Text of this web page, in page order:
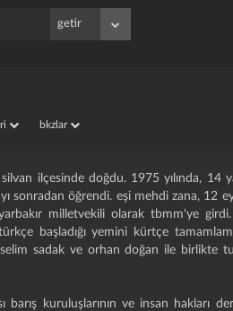
bkzlar
ilçesinde doğdu. 1975 yılında, 14
sonradan öğrendi. eşi mehdi zana, 12
milletvekili olarak tbmm'ye
başladığı yemini kürtçe
sadak ve orhan doğan ile birlikte
barış kuruluşlarının ve insan hakları